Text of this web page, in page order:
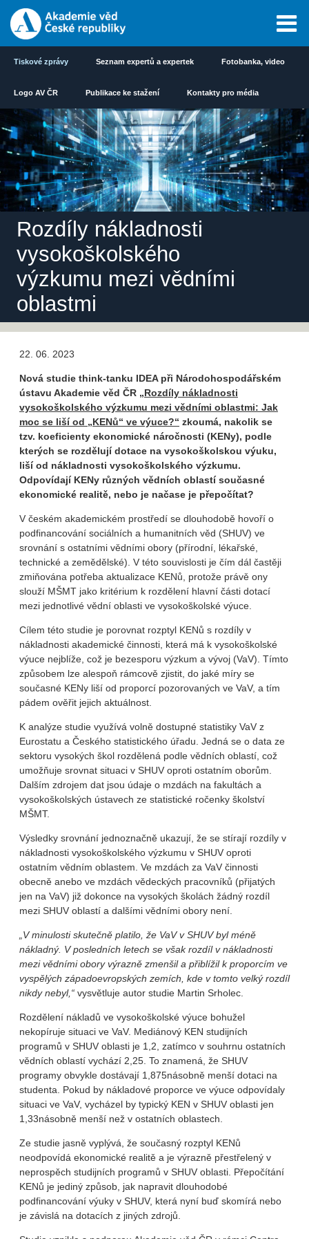
Tiskové zprávy Seznam expertů a expertek Fotobanka, video
Logo AV ČR Publikace ke stažení Kontakty pro média
Rozdíly nákladnosti
vysokoškolského
výzkumu mezi vědními
oblastmi
22. 06. 2023
Nová studie think-tanku IDEA při Národohospodářském
ústavu Akademie věd ČR „Rozdíly nákladnosti
vysokoškolského výzkumu mezi vědními oblastmi: Jak
moc se liší od „KENů“ ve výuce?“ zkoumá, nakolik se
tzv. koeficienty ekonomické náročnosti (KENy), podle
kterých se rozdělují dotace na vysokoškolskou výuku,
liší od nákladnosti vysokoškolského výzkumu.
Odpovídají KENy různých vědních oblastí současné
ekonomické realitě, nebo je načase je přepočítat?
V českém akademickém prostředí se dlouhodobě hovoří o
podfinancování sociálních a humanitních věd (SHUV) ve
srovnání s ostatními vědními obory (přírodní, lékařské,
technické a zemědělské). V této souvislosti je čím dál častěji
zmiňována potřeba aktualizace KENů, protože právě ony
slouží MŠMT jako kritérium k rozdělení hlavní části dotací
mezi jednotlivé vědní oblasti ve vysokoškolské výuce.
Cílem této studie je porovnat rozptyl KENů s rozdíly v
nákladnosti akademické činnosti, která má k vysokoškolské
výuce nejblíže, což je bezesporu výzkum a vývoj (VaV). Tímto
způsobem lze alespoň rámcově zjistit, do jaké míry se
současné KENy liší od proporcí pozorovaných ve VaV, a tím
pádem ověřit jejich aktuálnost.
K analýze studie využívá volně dostupné statistiky VaV z
Eurostatu a Českého statistického úřadu. Jedná se o data ze
sektoru vysokých škol rozdělená podle vědních oblastí, což
umožňuje srovnat situaci v SHUV oproti ostatním oborům.
Dalším zdrojem dat jsou údaje o mzdách na fakultách a
vysokoškolských ústavech ze statistické ročenky školství
MŠMT.
Výsledky srovnání jednoznačně ukazují, že se stírají rozdíly v
nákladnosti vysokoškolského výzkumu v SHUV oproti
ostatním vědním oblastem. Ve mzdách za VaV činnosti
obecně anebo ve mzdách vědeckých pracovníků (přijatých
jen na VaV) již dokonce na vysokých školách žádný rozdíl
mezi SHUV oblastí a dalšími vědními obory není.
„V minulosti skutečně platilo, že VaV v SHUV byl méně
nákladný. V posledních letech se však rozdíl v nákladnosti
mezi vědními obory výrazně zmenšil a přiblížil k proporcím ve
vyspělých západoevropských zemích, kde v tomto velký rozdíl
nikdy nebyl,“ vysvětluje autor studie Martin Srholec.
Rozdělení nákladů ve vysokoškolské výuce bohužel
nekopíruje situaci ve VaV. Mediánový KEN studijních
programů v SHUV oblasti je 1,2, zatímco v souhrnu ostatních
vědních oblastí vychází 2,25. To znamená, že SHUV
programy obvykle dostávají 1,875násobně menší dotaci na
studenta. Pokud by nákladové proporce ve výuce odpovídaly
situaci ve VaV, vycházel by typický KEN v SHUV oblasti jen
1,33násobně menší než v ostatních oblastech.
Ze studie jasně vyplývá, že současný rozptyl KENů
neodpovídá ekonomické realitě a je výrazně přestřelený v
neprospěch studijních programů v SHUV oblasti. Přepočítání
KENů je jediný způsob, jak napravit dlouhodobé
podfinancování výuky v SHUV, která nyní buď skomírá nebo
je závislá na dotacích z jiných zdrojů.